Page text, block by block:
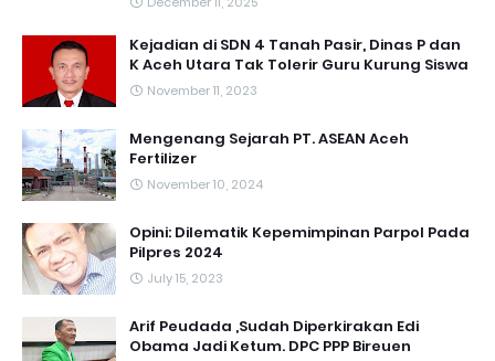
Kejadian di SDN 4 Tanah Pasir, Dinas P dan
K Aceh Utara Tak Tolerir Guru Kurung Siswa
November 11, 2023
Mengenang Sejarah PT. ASEAN Aceh
Fertilizer
November 10, 2024
Opini: Dilematik Kepemimpinan Parpol Pada
Pilpres 2024
July 15, 2023
Arif Peudada ,Sudah Diperkirakan Edi
Obama Jadi Ketum. DPC PPP Bireuen